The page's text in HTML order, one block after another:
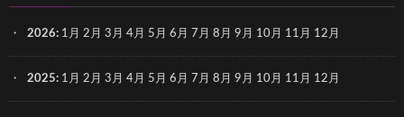
2026: 1月 2月 3月 4月 5月 6月 7月 8月 9月 10月 11月 12月
2025: 1月 2月 3月 4月 5月 6月 7月 8月 9月 10月 11月 12月